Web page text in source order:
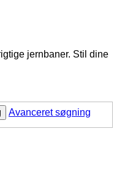
jernbaner. Stil dine
Avanceret søgning